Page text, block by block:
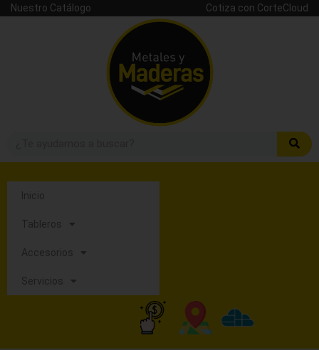
Nuestro Catálogo Cotiza con CorteCloud
Inicio
Tableros
Accesorios
Servicios